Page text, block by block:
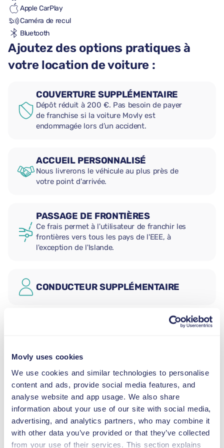
Movly uses cookies
We use cookies and similar technologies to personalise
content and ads, provide social media features, and
analyse website and app usage. We also share
information about your use of our site with social media,
advertising, and analytics partners, who may combine it
with other data you’ve provided or that they’ve collected
from your use of their services. This section explains
Apple CarPlay
Caméra de recul
Bluetooth
Ajoutez des options pratiques à
votre location de voiture :
COUVERTURE SUPPLÉMENTAIRE
Dépôt réduit à 200 €. Pas besoin de payer
de franchise si la voiture Movly est
endommagée lors d’un accident.
ACCUEIL PERSONNALISÉ
Nous livrerons le véhicule au plus près de
votre point d'arrivée.
PASSAGE DE FRONTIÈRES
Ce frais permet à l'utilisateur de franchir les
frontières vers tous les pays de l'EEE, à
l'exception de l'Islande.
CONDUCTEUR SUPPLÉMENTAIRE
SIÈGE AUTO ENFANT
9–18 kg
REHAUSSEUR
15–36 kg